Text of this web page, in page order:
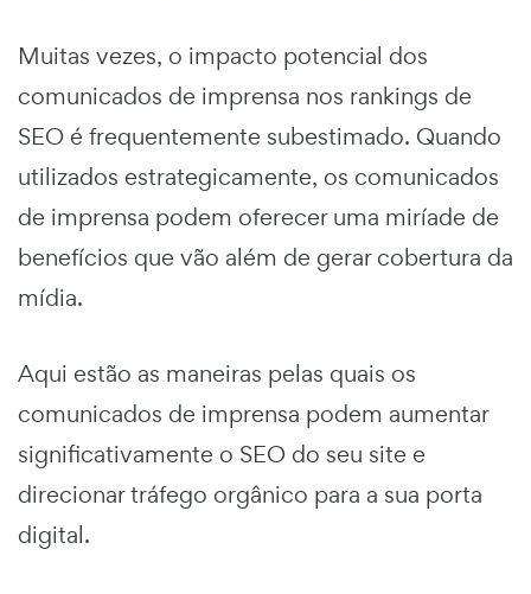
Muitas vezes, o impacto potencial dos
comunicados de imprensa nos rankings de
SEO é frequentemente subestimado. Quando
utilizados estrategicamente, os comunicados
de imprensa podem oferecer uma miríade de
benefícios que vão além de gerar cobertura da
mídia.
Aqui estão as maneiras pelas quais os
comunicados de imprensa podem aumentar
significativamente o SEO do seu site e
direcionar tráfego orgânico para a sua porta
digital.